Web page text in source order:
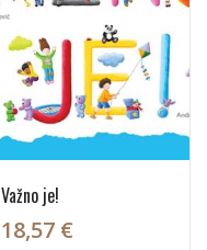
Važno je!
18,57 €